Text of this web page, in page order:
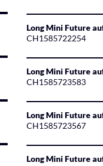
Long Mini Future
CH1585722254
Long Mini Future
CH1585723583
Long Mini Future
CH1585723567
Long Mini Future